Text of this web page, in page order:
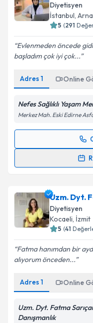
Diyetisyen
İstanbul,
5 (291
Evlenmeden öncede
başladım çok iyi çok...
Adres 1 Online
Nefes Sağlıklı Yaşam
Merkez Mah. Eski Edirne
Randevu
hazırlandığında
E-posta Adresiniz
kapsamda
Uzm. Dyt.
Diyetisyen
Kocaeli, İzmit
5 (41
Fatma hanımdan bir
alıyorum önceden...
Adres 1 Online
Uzm. Dyt. Fatma
Danışmanlık